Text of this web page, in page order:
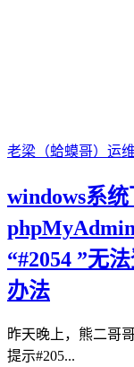
老梁（蛤蟆哥） 运
windows系
“#2054 ”无
办法
昨天晚上，熊二哥
提示#205...